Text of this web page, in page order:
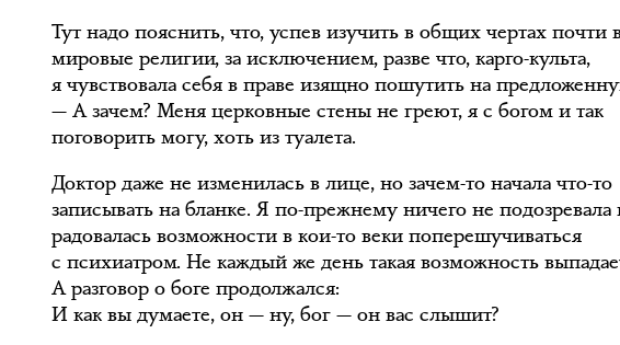
Тут надо пояснить, что, успев изучить в общих чертах почти
мировые религии, за исключением, разве что, карго-культа,
я чувствовала себя в праве изящно пошутить на
— А зачем? Меня церковные стены не греют, я с богом и так
поговорить могу, хоть из туалета.
Доктор даже не изменилась в лице, но зачем-то начала что-то
записывать на бланке. Я по-прежнему ничего не подозревала
радовалась возможности в кои-то веки поперешучиваться
с психиатром. Не каждый же день такая возможность
А разговор о боге продолжался:
И как вы думаете, он — ну, бог — он вас слышит?